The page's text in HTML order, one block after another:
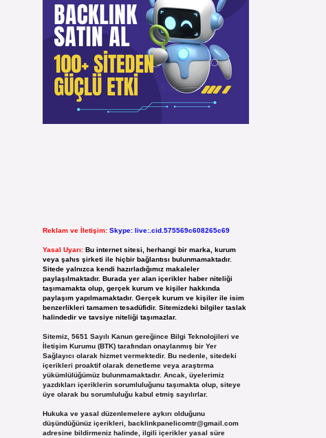
Reklam ve İletişim: Skype: live:.cid.575569c608265c69
Yasal Uyarı: Bu internet sitesi, herhangi bir marka, kurum
veya şahıs şirketi ile hiçbir bağlantısı bulunmamaktadır.
Sitede yalnızca kendi hazırladığımız makaleler
paylaşılmaktadır. Burada yer alan içerikler haber niteliği
taşımamakta olup, gerçek kurum ve kişiler hakkında
paylaşım yapılmamaktadır. Gerçek kurum ve kişiler ile isim
benzerlikleri tamamen tesadüfidir. Sitemizdeki bilgiler taslak
halindedir ve tavsiye niteliği taşımazlar.
Sitemiz, 5651 Sayılı Kanun gereğince Bilgi Teknolojileri ve
İletişim Kurumu (BTK) tarafından onaylanmış bir Yer
Sağlayıcı olarak hizmet vermektedir. Bu nedenle, sitedeki
içerikleri proaktif olarak denetleme veya araştırma
yükümlülüğümüz bulunmamaktadır. Ancak, üyelerimiz
yazdıkları içeriklerin sorumluluğunu taşımakta olup, siteye
üye olarak bu sorumluluğu kabul etmiş sayılırlar.
Hukuka ve yasal düzenlemelere aykırı olduğunu
düşündüğünüz içerikleri, backlinkpanelicomtr@gmail.com
adresine bildirmeniz halinde, ilgili içerikler yasal süre